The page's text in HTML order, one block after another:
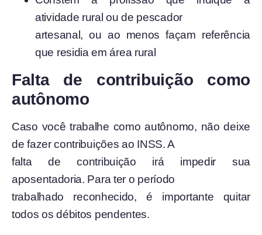
atividade rural ou de pescador
artesanal, ou ao menos façam referência
que residia em área rural
Falta de contribuição como
autônomo
Caso você trabalhe como autônomo, não deixe
de fazer contribuições ao INSS. A
falta de contribuição irá impedir sua
aposentadoria. Para ter o período
trabalhado reconhecido, é importante quitar
todos os débitos pendentes.